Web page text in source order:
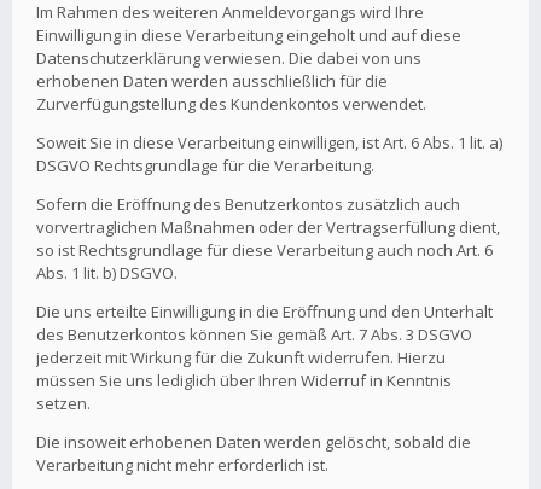
Im Rahmen des weiteren Anmeldevorgangs wird Ihre
Einwilligung in diese Verarbeitung eingeholt und auf diese
Datenschutzerklärung verwiesen. Die dabei von uns
erhobenen Daten werden ausschließlich für die
Zurverfügungstellung des Kundenkontos verwendet.
Soweit Sie in diese Verarbeitung einwilligen, ist Art. 6 Abs. 1 lit. a)
DSGVO Rechtsgrundlage für die Verarbeitung.
Sofern die Eröffnung des Benutzerkontos zusätzlich auch
vorvertraglichen Maßnahmen oder der Vertragserfüllung dient,
so ist Rechtsgrundlage für diese Verarbeitung auch noch Art. 6
Abs. 1 lit. b) DSGVO.
Die uns erteilte Einwilligung in die Eröffnung und den Unterhalt
des Benutzerkontos können Sie gemäß Art. 7 Abs. 3 DSGVO
jederzeit mit Wirkung für die Zukunft widerrufen. Hierzu
müssen Sie uns lediglich über Ihren Widerruf in Kenntnis
setzen.
Die insoweit erhobenen Daten werden gelöscht, sobald die
Verarbeitung nicht mehr erforderlich ist.